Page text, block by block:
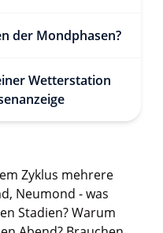
der Mondphasen?
Wetterstation
Zyklus mehrere
Neumond - was
Stadien? Warum